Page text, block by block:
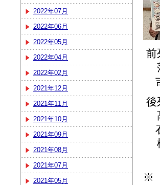
2022年07月
2022年06月
2022年05月
2022年04月
2022年02月
2021年12月
2021年11月
2021年10月
2021年09月
2021年08月
2021年07月
2021年05月
前
後
※